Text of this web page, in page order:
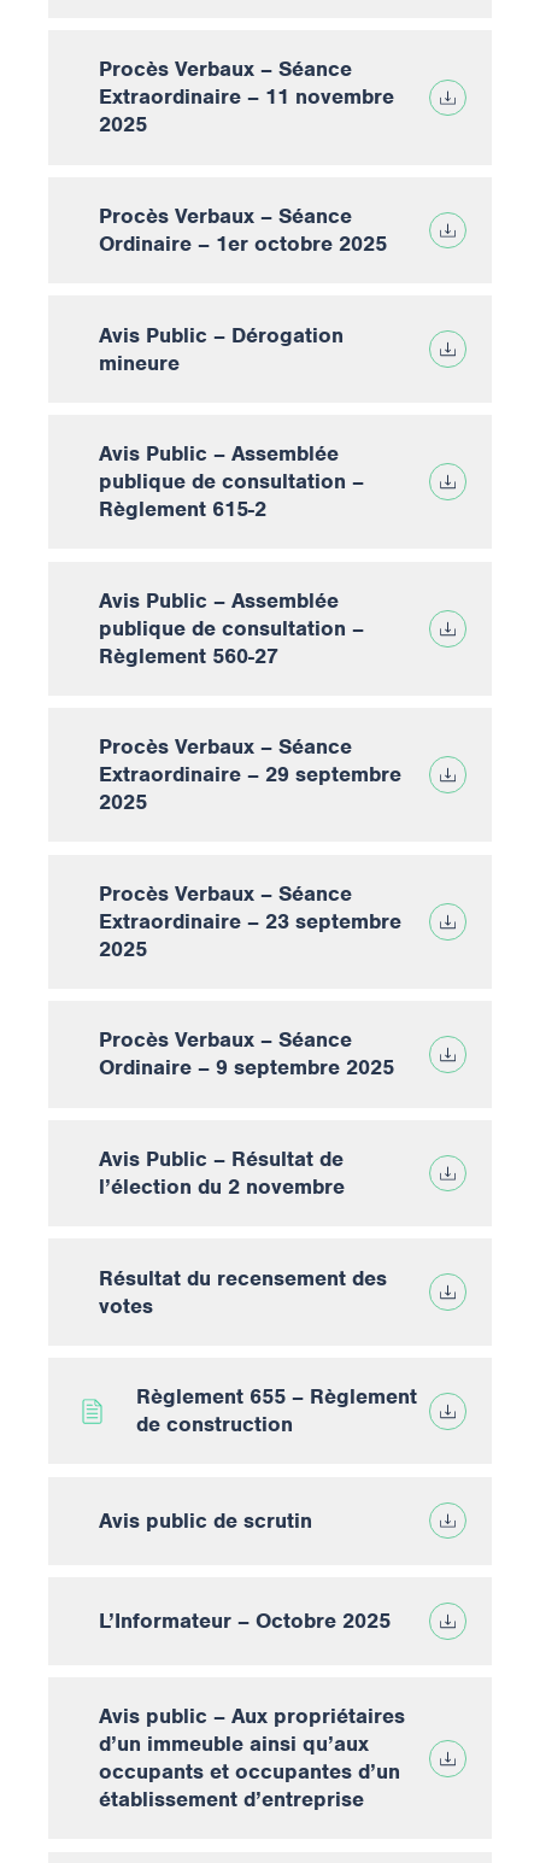
Procès Verbaux – Séance
Extraordinaire – 11 novembre
2025
Procès Verbaux – Séance
Ordinaire – 1er octobre 2025
Avis Public – Dérogation
mineure
Avis Public – Assemblée
publique de consultation –
Règlement 615-2
Avis Public – Assemblée
publique de consultation –
Règlement 560-27
Procès Verbaux – Séance
Extraordinaire – 29 septembre
2025
Procès Verbaux – Séance
Extraordinaire – 23 septembre
2025
Procès Verbaux – Séance
Ordinaire – 9 septembre 2025
Avis Public – Résultat de
l’élection du 2 novembre
Résultat du recensement des
votes
Règlement 655 – Règlement
de construction
Avis public de scrutin
L’Informateur – Octobre 2025
Avis public – Aux propriétaires
d’un immeuble ainsi qu’aux
occupants et occupantes d’un
établissement d’entreprise